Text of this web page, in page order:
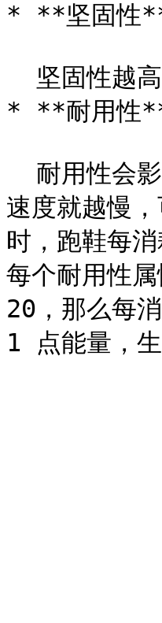
* **坚固性**
* **耐用性**
速度就越慢
时，跑鞋每
每个耐用性
20，那么每